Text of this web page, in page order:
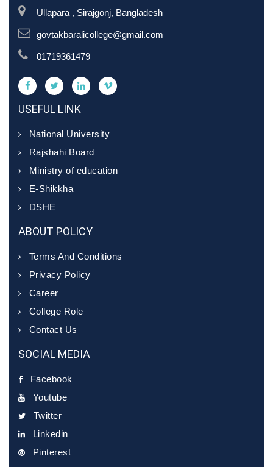
Ullapara , Sirajgonj, Bangladesh
govtakbaralicollege@gmail.com
01719361479
USEFUL LINK
National University
Rajshahi Board
Ministry of education
E-Shikkha
DSHE
ABOUT POLICY
Terms And Conditions
Privacy Policy
Career
College Role
Contact Us
SOCIAL MEDIA
Facebook
Youtube
Twitter
Linkedin
Pinterest